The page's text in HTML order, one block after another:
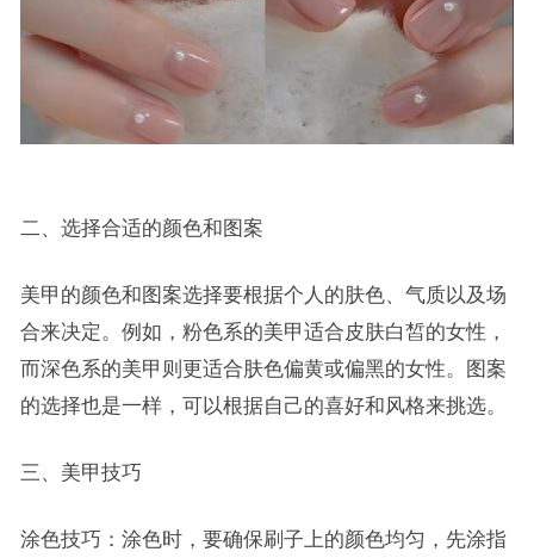
二、选择合适的颜色和图案
美甲的颜色和图案选择要根据个人的肤色、气质以及场
合来决定。例如，粉色系的美甲适合皮肤白皙的女性，
而深色系的美甲则更适合肤色偏黄或偏黑的女性。图案
的选择也是一样，可以根据自己的喜好和风格来挑选。
三、美甲技巧
涂色技巧：涂色时，要确保刷子上的颜色均匀，先涂指